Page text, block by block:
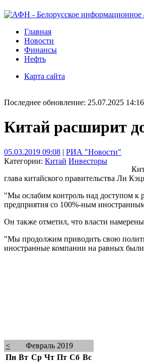
Главная
Новости
Финансы
Нефть
Карта сайта
Последнее обновление: 25.07.2025 14:16
Китай расширит
05.03.2019 09:08 | РИА "Новости"
Категории: Китай Инвесторы
глава китайского правительства Ли
"Мы ослабим контроль над доступом к
предприятия со 100%-ным
Он также отметил, что власти
"Мы продолжим приводить свою
иностранные компании на равных
<
Февраль 2019
Пн Вт Ср Чт Пт Сб Вс